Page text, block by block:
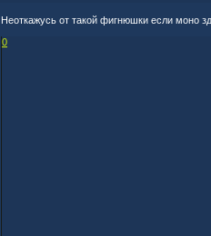
Неоткажусь от такой фигнюшки если моно
0